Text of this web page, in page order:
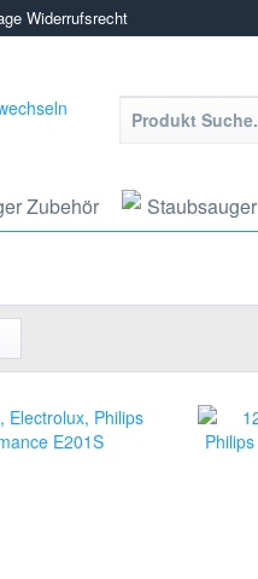
Widerrufsrecht
Zubehör Staubsauger